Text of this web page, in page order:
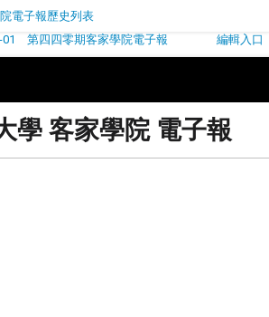
電子報歷史列表
01 第四四零期客家學院電子報
編輯入口